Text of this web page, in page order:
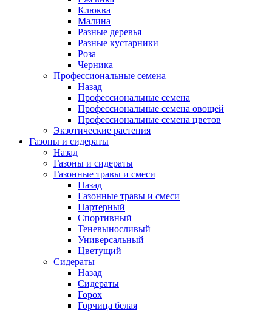
Клюква
Малина
Разные деревья
Разные кустарники
Роза
Черника
Профессиональные семена
Назад
Профессиональные семена
Профессиональные семена овощей
Профессиональные семена цветов
Экзотические растения
Газоны и сидераты
Назад
Газоны и сидераты
Газонные травы и смеси
Назад
Газонные травы и смеси
Партерный
Спортивный
Теневыносливый
Универсальный
Цветущий
Сидераты
Назад
Сидераты
Горох
Горчица белая